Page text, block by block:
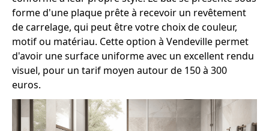
forme d'une plaque prête à recevoir un revêtement
de carrelage, qui peut être votre choix de couleur,
motif ou matériau. Cette option à Vendeville permet
d'avoir une surface uniforme avec un excellent rendu
visuel, pour un tarif moyen autour de 150 à 300
euros.